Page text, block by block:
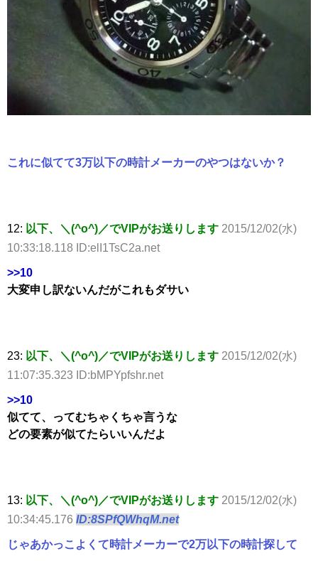
これに似てて3万以下の時計メーカーのやつはないか？
12: 以下、＼(^o^)／でVIPがお送りします 2015/12/02(水)
10:33:18.118 ID:elI1TsC2a.net
>>10
大変申し訳ないんだがこれもダサい
23: 以下、＼(^o^)／でVIPがお送りします 2015/12/02(水)
11:07:35.323 ID:bMPYpfshr.net
>>10
似てて、ってむちゃくちゃ言うな
どの要素が似てたらいいんだよ
13: 以下、＼(^o^)／でVIPがお送りします 2015/12/02(水)
10:34:45.176 ID:8SPfQWhqM.net
じゃあかっこよくて時計メーカーで2万以下の時計探して